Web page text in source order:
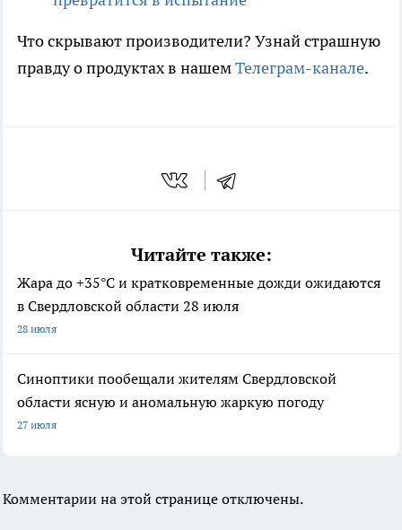
Что скрывают производители? Узнай страшную
правду о продуктах в нашемТелеграм-канале.
Читайте также:
Жара до +35°С и кратковременные дожди ожидаются
в Свердловской области 28 июля
28 июля
Синоптики пообещали жителям Свердловской
области ясную и аномальную жаркую погоду
27 июля
Комментарии на этой странице отключены.